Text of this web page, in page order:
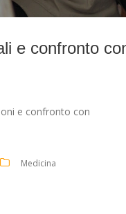
e confronto
e confronto con
Medicina